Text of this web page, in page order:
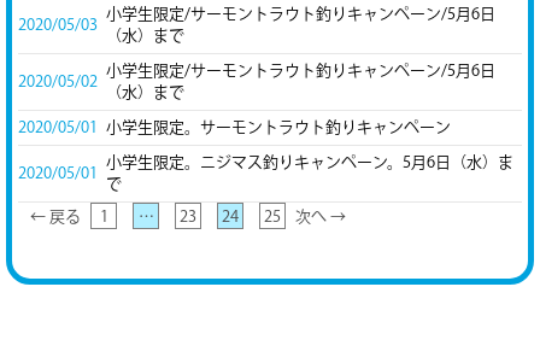
2020/05/03
小学生限定/サーモントラウト釣りキャンペーン/5月6日
（水）まで
2020/05/02
小学生限定/サーモントラウト釣りキャンペーン/5月6日
（水）まで
2020/05/01 小学生限定。サーモントラウト釣りキャンペーン
2020/05/01
小学生限定。ニジマス釣りキャンペーン。5月6日（水）ま
で
← 戻る 1 … 23 24 25 次へ →